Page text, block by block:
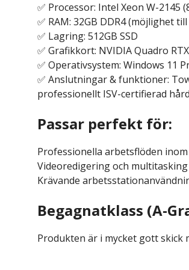
✅ Processor: Intel Xeon W-2145
✅ RAM: 32GB DDR4 (möjlighet
✅ Lagring: 512GB SSD
✅ Grafikkort: NVIDIA Quadro
✅ Operativsystem: Windows 11
✅ Anslutningar & funktioner:
professionellt ISV-certifierad
Passar perfekt för:
Professionella arbetsflöden
Videoredigering och
Krävande
Begagnatklass (A-
Produkten är i mycket gott skick